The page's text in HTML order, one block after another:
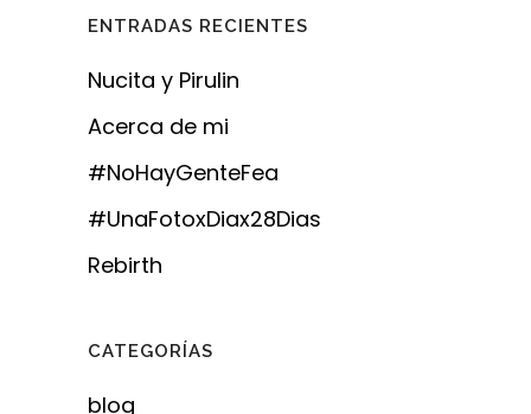
ENTRADAS RECIENTES
Nucita y Pirulin
Acerca de mi
#NoHayGenteFea
#UnaFotoxDiax28Dias
Rebirth
CATEGORÍAS
blog